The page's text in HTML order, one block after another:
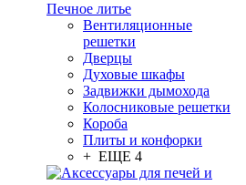
Печное литье
Вентиляционные
решетки
Дверцы
Духовые шкафы
Задвижки дымохода
Колосниковые решетки
Короба
Плиты и конфорки
+ ЕЩЕ 4